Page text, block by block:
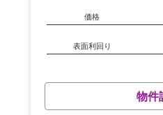
価格
表面利回り
物件